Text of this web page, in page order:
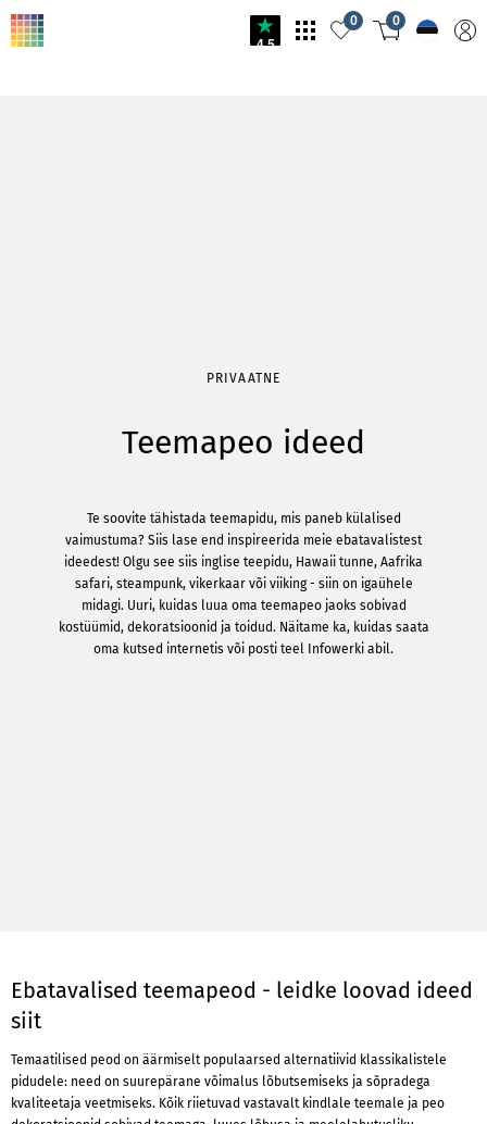
4.5
0 0
PRIVAATNE
Teemapeo ideed
Te soovite tähistada teemapidu, mis paneb külalised
vaimustuma? Siis lase end inspireerida meie ebatavalistest
ideedest! Olgu see siis inglise teepidu, Hawaii tunne, Aafrika
safari, steampunk, vikerkaar või viiking - siin on igaühele
midagi. Uuri, kuidas luua oma teemapeo jaoks sobivad
kostüümid, dekoratsioonid ja toidud. Näitame ka, kuidas saata
oma kutsed internetis või posti teel Infowerki abil.
Ebatavalised teemapeod - leidke loovad ideed
siit
Temaatilised peod on äärmiselt populaarsed alternatiivid klassikalistele
pidudele: need on suurepärane võimalus lõbutsemiseks ja sõpradega
kvaliteetaja veetmiseks. Kõik riietuvad vastavalt kindlale teemale ja peo